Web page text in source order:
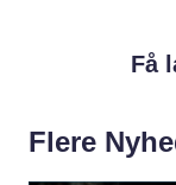
Få
Flere